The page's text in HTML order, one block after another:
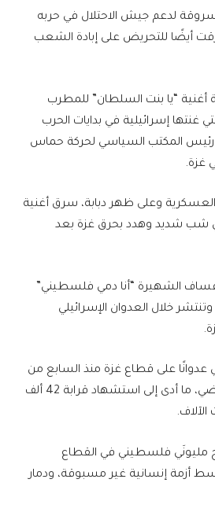
لدعم جيش الاحتلال في حربه
أيضًا للتحريض على إبادة الشعب
“يا بنت السلطان” للمطرب
غنتها إسرائيلية في بدايات الحرب
المكتب السياسي لحركة حماس
غزة.
العسكرية وعلى ظهر دبابة، سرق أغنية
شب شديد وهدد بحرق غزة بعد
الشهيرة “أنا دمي فلسطيني”
خلال العدوان الإسرائيلي
عدوانًا على قطاع غزة منذ السابع من
أكتوبر/ تشرين الأول الماضي، ما أدى إلى استشهاد قرابة 42 ألف
مليونَي فلسطيني في القطاع
أزمة إنسانية غير مسبوقة، ودمار